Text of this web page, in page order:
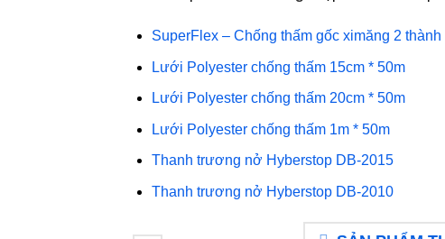
SuperFlex – Chống thấm gốc ximăng 2 thành
Lưới Polyester chống thấm 15cm * 50m
Lưới Polyester chống thấm 20cm * 50m
Lưới Polyester chống thấm 1m * 50m
Thanh trương nở Hyberstop DB-2015
Thanh trương nở Hyberstop DB-2010